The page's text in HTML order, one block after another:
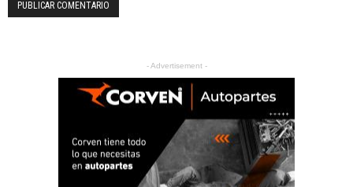
- Advertisement -